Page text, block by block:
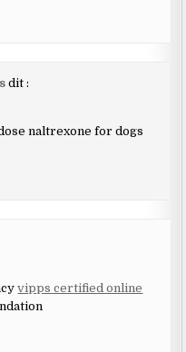
dit :
naltrexone for dogs
vipps certified online